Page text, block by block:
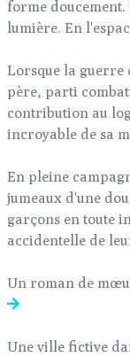
forme
lumière. En
Lorsque la guerre
père, parti
contribution au
incroyable de sa
En pleine
jumeaux d'une
garçons en toute
accidentelle de
Un roman de
Une ville fictive